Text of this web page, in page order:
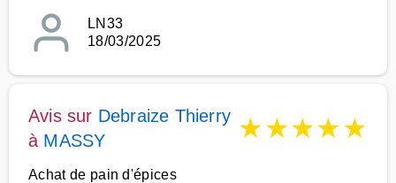
LN33
18/03/2025
Avis sur Debraize Thierry
à MASSY ★★★★★
Achat de pain d'épices